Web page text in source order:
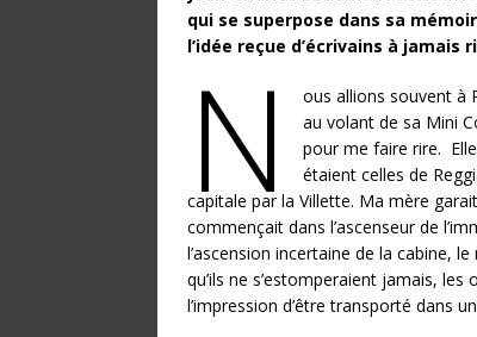
qui se superpose dans sa
l’idée reçue d’écrivains à jamais
N
ous allions souvent à
au volant de sa Mini
pour me faire rire.
étaient celles de
capitale par la Villette. Ma mère
commençait dans l’ascenseur de
l’ascension incertaine de la cabine,
qu’ils ne s’estomperaient jamais,
l’impression d’être transporté dans